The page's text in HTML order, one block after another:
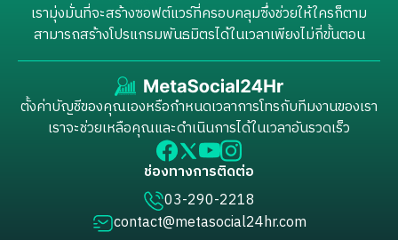
เรามุ่งมั่นที่จะสร้างซอฟต์แวร์ที่ครอบคลุมซึ่งช่วยให้ใครก็ตาม
สามารถสร้างโปรแกรมพันธมิตรได้ในเวลาเพียงไม่กี่ขั้นตอน
ตั้งค่าบัญชีของคุณเองหรือกำหนดเวลาการโทรกับทีมงานของเรา
เราจะช่วยเหลือคุณและดำเนินการได้ในเวลาอันรวดเร็ว
ช่องทางการติดต่อ
03-290-2218
contact@metasocial24hr.com